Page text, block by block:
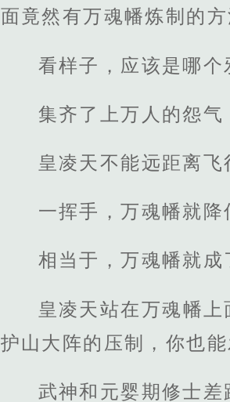
面竟然有万魂幡炼制的方
看样子，应该是哪个
集齐了上万人的怨气
皇凌天不能远距离飞
一挥手，万魂幡就降
相当于，万魂幡就成
皇凌天站在万魂幡
护山大阵的压制，你也
武神和元婴期修士差